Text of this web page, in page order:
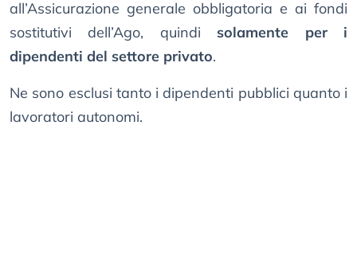
all’Assicurazione generale obbligatoria e ai fondi
sostitutivi dell’Ago, quindi solamente per i
dipendenti del settore privato.
Ne sono esclusi tanto i dipendenti pubblici quanto i
lavoratori autonomi.